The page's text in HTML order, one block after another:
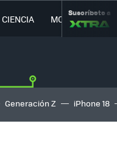
CIENCIA MOVILIDAD
Suscríbete a
Generación Z iPhone 18